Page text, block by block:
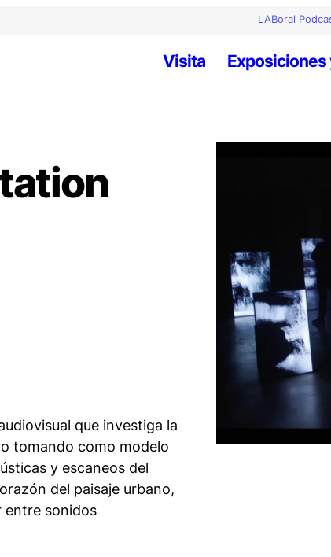
LABoral
Visita
que investiga la
tomando como modelo
y escaneos del
del paisaje urbano,
entre sonidos